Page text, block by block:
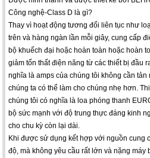
Công nghệ-Class D là gì?
Thay vì hoạt động tương đối liên tục như
trên và hàng ngàn lần mỗi giây, cung cấp
bộ khuếch đại hoặc hoàn toàn hoặc hoàn
giảm tổn thất điện năng từ các thiết bị đầu
nghĩa là amps của chúng tôi không cần
chúng ta có thể làm cho chúng nhẹ hơn.
chúng tôi có nghĩa là loa phóng thanh
bộ sức mạnh với độ trung thực đáng kinh
cho chu kỳ còn lại dài.
Khi được sử dụng kết hợp với nguồn cung
độ, mà không yêu cầu rất lớn và nặng máy